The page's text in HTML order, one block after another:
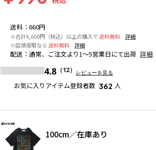
送料 ： 660円
※合計6,600円（税込）以上の購入で送料無料
詳細
※店頭受取なら 送料無料 詳細
配送 ： 通常、ご注文より1～5営業日にて出荷 詳細
4.8 （12） レビューを見る
お気に入りアイテム登録者数 362 人
100cm／在庫あり